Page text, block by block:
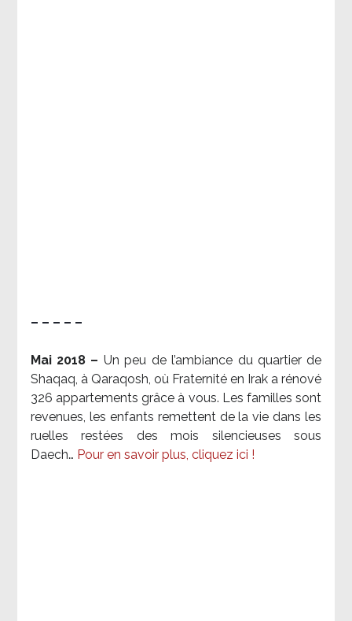
– – – – –
Mai 2018 – Un peu de l’ambiance du quartier de
Shaqaq, à Qaraqosh, où Fraternité en Irak a rénové
326 appartements grâce à vous. Les familles sont
revenues, les enfants remettent de la vie dans les
ruelles restées des mois silencieuses sous
Daech… Pour en savoir plus, cliquez ici !